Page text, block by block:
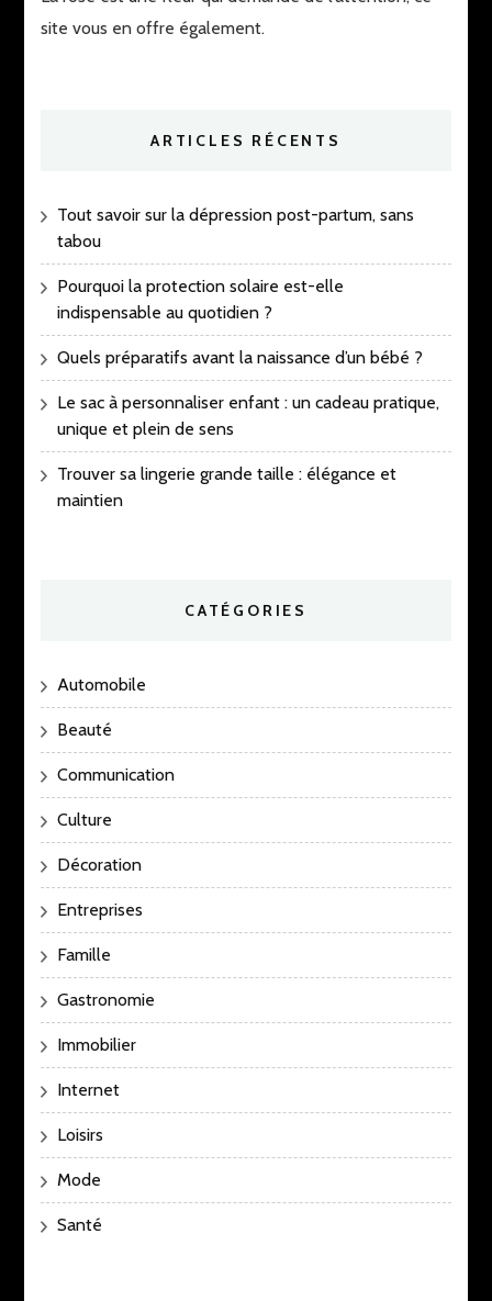
site vous en offre également.
ARTICLES RÉCENTS
Tout savoir sur la dépression post-partum, sans
tabou
Pourquoi la protection solaire est-elle
indispensable au quotidien ?
Quels préparatifs avant la naissance d’un bébé ?
Le sac à personnaliser enfant : un cadeau pratique,
unique et plein de sens
Trouver sa lingerie grande taille : élégance et
maintien
CATÉGORIES
Automobile
Beauté
Communication
Culture
Décoration
Entreprises
Famille
Gastronomie
Immobilier
Internet
Loisirs
Mode
Santé